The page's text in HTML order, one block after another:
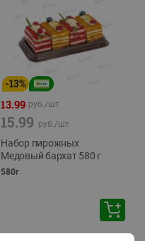
-13%
13.99 руб./шт
15.99 руб./шт
Набор пирожных
Медовый бархат 580 г
580г